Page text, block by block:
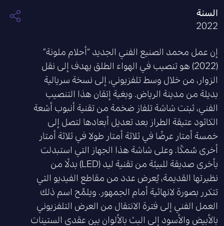
السنة
2022
إن عمل محمد الصنيع الفني الجديد “أحلام ملونة”
(2022)
هو تنصيب في الهواء الطلق يهدف إلى نقل
الزوار، من خلال وسط تلفزيوني، إلى نسخة سريالية
بديلة من مدينة الرياض. وبغية إتقان هذا التنصيب
الفني، ثبتت شاشة تلفاز ضخمة من تقنية أنبوب أشعة
الكاثود عتيقة الطراز بعد تعديل أبعادها لتصل إلى
خمسة أمتار عرضًا في ثلاثة أمتار طولا في ثلاثة أمتار
أخرى سُمكًا. وعلى شاشة هذا الجهاز التي استبدلت
بأخرى صديقة للبيئة من تقنية ليد (LED)
بدلًا من
نظيرتها القديمة، يُعرض عدد من مقاطع الفيديو التي
تتكرر بصورة لانهائية أمام الجمهور . ويلمِّح اسم ذلك
العمل الفني إلى فترة الانتقال من العرض التلفزيوني
بالأبيض والأسود إلى البث بالألوان بين عقدي الستينات